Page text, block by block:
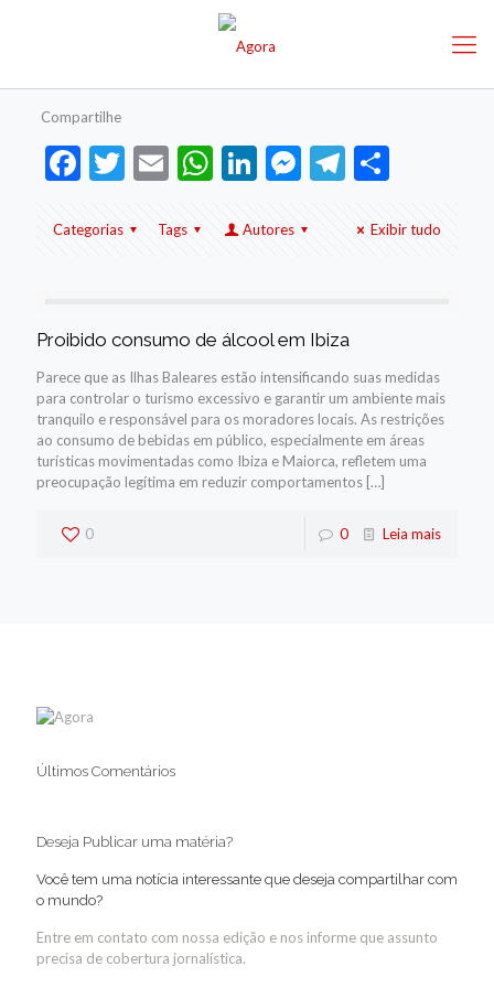
Compartilhe
Facebook
Twitter
EmailWhatsApp
LinkedIn
Messenger
Telegram
Share
Categorias Tags Autores Exibir tudo
Proibido consumo de álcool em Ibiza
Parece que as Ilhas Baleares estão intensificando suas medidas
para controlar o turismo excessivo e garantir um ambiente mais
tranquilo e responsável para os moradores locais. As restrições
ao consumo de bebidas em público, especialmente em áreas
turísticas movimentadas como Ibiza e Maiorca, refletem uma
preocupação legítima em reduzir comportamentos […]
0 0 Leia mais
Últimos Comentários
Deseja Publicar uma matéria?
Você tem uma notícia interessante que deseja compartilhar com
o mundo?
Entre em contato com nossa edição e nos informe que assunto
precisa de cobertura jornalística.